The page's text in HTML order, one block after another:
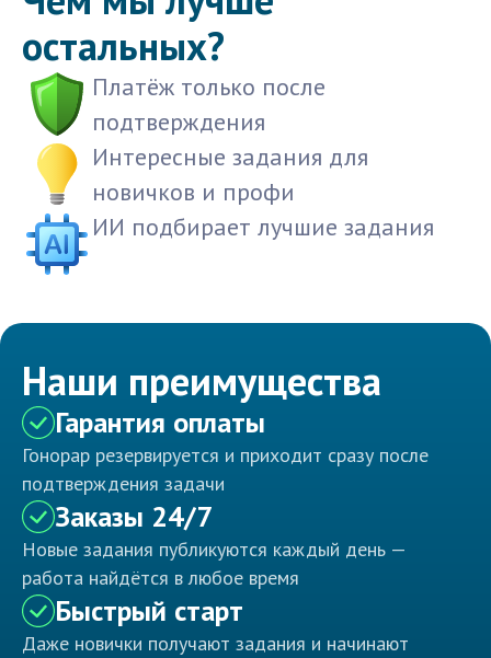
остальных?
Платёж только после
подтверждения
Интересные задания для
новичков и профи
ИИ подбирает лучшие задания
Наши преимущества
Гарантия оплаты
Гонорар резервируется и приходит сразу после
подтверждения задачи
Заказы 24/7
Новые задания публикуются каждый день —
работа найдётся в любое время
Быстрый старт
Даже новички получают задания и начинают